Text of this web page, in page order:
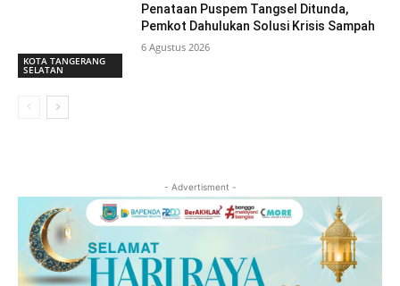
KOTA TANGERANG
SELATAN
Penataan Puspem Tangsel Ditunda,
Pemkot Dahulukan Solusi Krisis Sampah
6 Agustus 2026
- Advertisment -